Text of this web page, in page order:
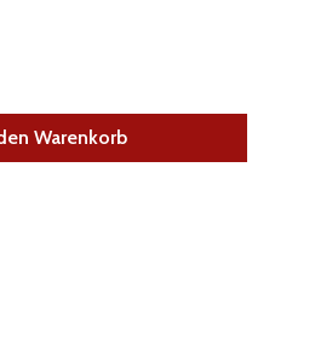
Wert ein oder
Warenkorb